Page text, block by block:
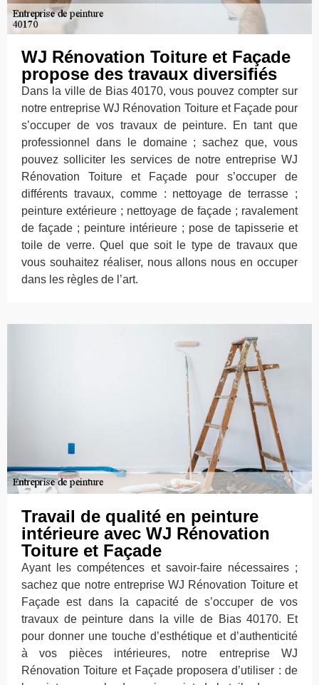
WJ Rénovation Toiture et Façade
propose des travaux diversifiés
Dans la ville de Bias 40170, vous pouvez compter sur
notre entreprise WJ Rénovation Toiture et Façade pour
s’occuper de vos travaux de peinture. En tant que
professionnel dans le domaine ; sachez que, vous
pouvez solliciter les services de notre entreprise WJ
Rénovation Toiture et Façade pour s’occuper de
différents travaux, comme : nettoyage de terrasse ;
peinture extérieure ; nettoyage de façade ; ravalement
de façade ; peinture intérieure ; pose de tapisserie et
toile de verre. Quel que soit le type de travaux que
vous souhaitez réaliser, nous allons nous en occuper
dans les règles de l’art.
Travail de qualité en peinture
intérieure avec WJ Rénovation
Toiture et Façade
Ayant les compétences et savoir-faire nécessaires ;
sachez que notre entreprise WJ Rénovation Toiture et
Façade est dans la capacité de s’occuper de vos
travaux de peinture dans la ville de Bias 40170. Et
pour donner une touche d’esthétique et d’authenticité
à vos pièces intérieures, notre entreprise WJ
Rénovation Toiture et Façade proposera d’utiliser : de